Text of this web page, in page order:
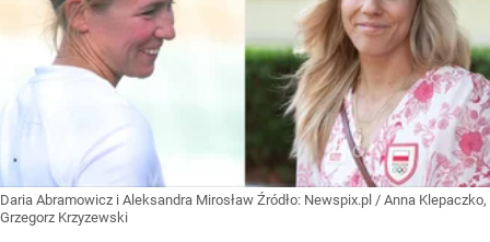
Daria Abramowicz i Aleksandra Mirosław Źródło: Newspix.pl / Anna Klepaczko,
Grzegorz Krzyzewski